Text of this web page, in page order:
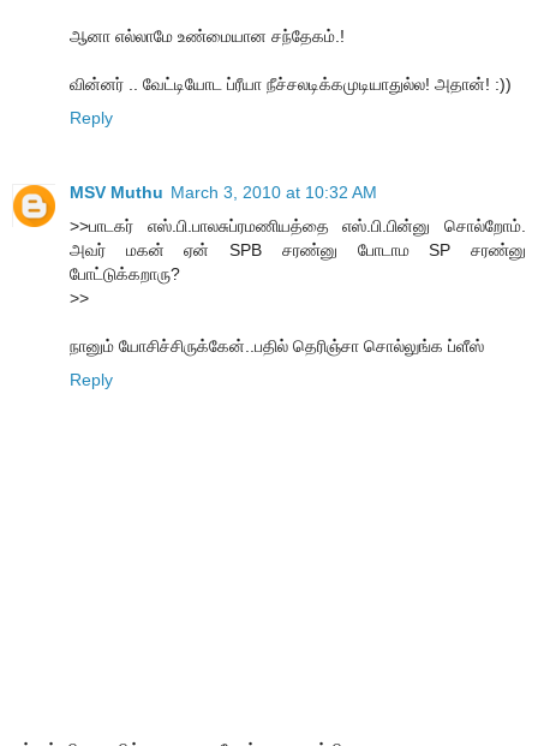
ஆனா எல்லாமே உண்மையான சந்தேகம்.!
வின்னர் .. வேட்டியோட ப்ரீயா நீச்சலடிக்கமுடியாதுல்ல! அதான்! :))
Reply
MSV Muthu March 3, 2010 at 10:32 AM
>>பாடகர் எஸ்.பி.பாலசுப்ரமணியத்தை எஸ்.பி.பின்னு சொல்றோம்.
அவர் மகன் ஏன் SPB சரண்னு போடாம SP சரண்னு
போட்டுக்கறாரு?
>>
நானும் யோசிச்சிருக்கேன்..ப‌தில் தெரிஞ்சா சொல்லுங்க‌ ப்ளீஸ்
Reply